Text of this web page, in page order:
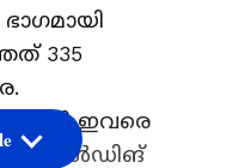
335
ഇവരെ
ഹോൾഡിങ്